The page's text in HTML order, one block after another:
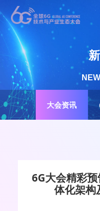
大会资讯
6G大会精彩
体化架构